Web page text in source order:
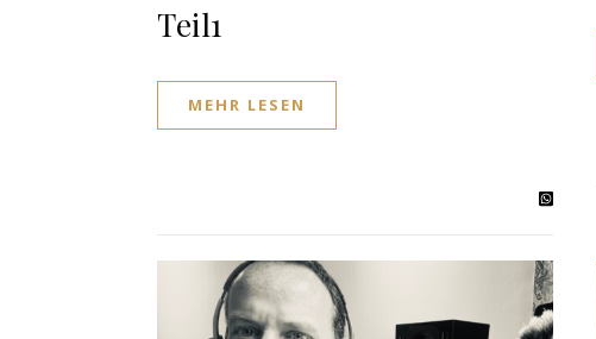
Teil1
MEHR LESEN